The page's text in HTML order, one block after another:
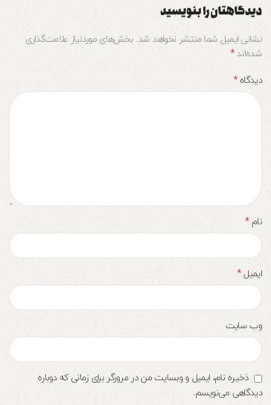
دیدگاهتان را بنویسید
نشانی ایمیل شما منتشر نخواهد شد. بخش‌های موردنیاز علامت‌گذاری
شده‌اند*
دیدگاه*
نام*
ایمیل*
وب‌ سایت
ذخیره نام، ایمیل و وبسایت من در مرورگر برای زمانی که دوباره
دیدگاهی می‌نویسم.